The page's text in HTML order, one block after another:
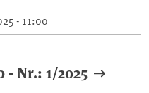
- 11:00
Nr.: 1/2025